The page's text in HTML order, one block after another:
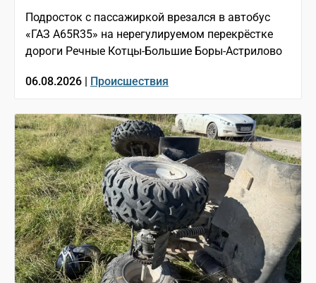
Подросток с пассажиркой врезался в автобус
«ГАЗ A65R35» на нерегулируемом перекрёстке
дороги Речные Котцы-Большие Боры-Астрилово
06.08.2026 | Происшествия